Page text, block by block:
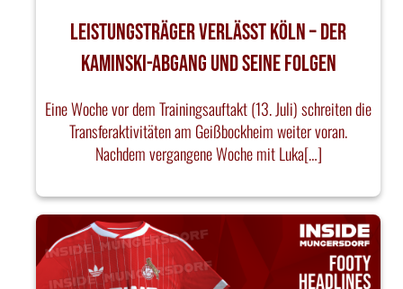
Leistungsträger verlässt Köln – Der
Kaminski-Abgang und seine Folgen
Eine Woche vor dem Trainingsauftakt (13. Juli) schreiten die
Transferaktivitäten am Geißbockheim weiter voran.
Nachdem vergangene Woche mit Luka[…]